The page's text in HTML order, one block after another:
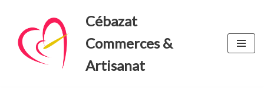
Aller
au
contenu
Cébazat
Commerces &
Artisanat